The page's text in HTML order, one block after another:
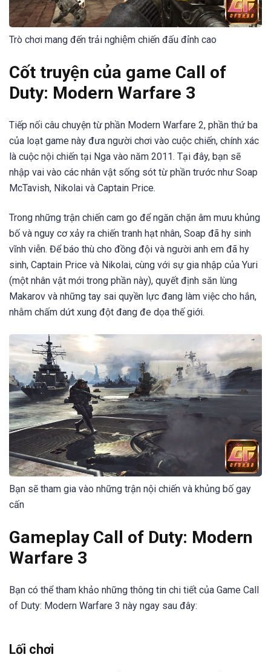
Trò chơi mang đến trải nghiệm chiến đấu đỉnh cao
Cốt truyện của game Call of
Duty: Modern Warfare 3
Tiếp nối câu chuyện từ phần Modern Warfare 2, phần thứ ba
của loạt game này đưa người chơi vào cuộc chiến, chính xác
là cuộc nội chiến tại Nga vào năm 2011. Tại đây, bạn sẽ
nhập vai vào các nhân vật sống sót từ phần trước như Soap
McTavish, Nikolai và Captain Price.
Trong những trận chiến cam go để ngăn chặn âm mưu khủng
bố và nguy cơ xảy ra chiến tranh hạt nhân, Soap đã hy sinh
vĩnh viễn. Để báo thù cho đồng đội và người anh em đã hy
sinh, Captain Price và Nikolai, cùng với sự gia nhập của Yuri
(một nhân vật mới trong phần này), quyết định săn lùng
Makarov và những tay sai quyền lực đang làm việc cho hắn,
nhằm chấm dứt xung đột đang đe dọa thế giới.
Bạn sẽ tham gia vào những trận nội chiến và khủng bố gay
cấn
Gameplay Call of Duty: Modern
Warfare 3
Bạn có thể tham khảo những thông tin chi tiết của Game Call
of Duty: Modern Warfare 3 này ngay sau đây:
Lối chơi